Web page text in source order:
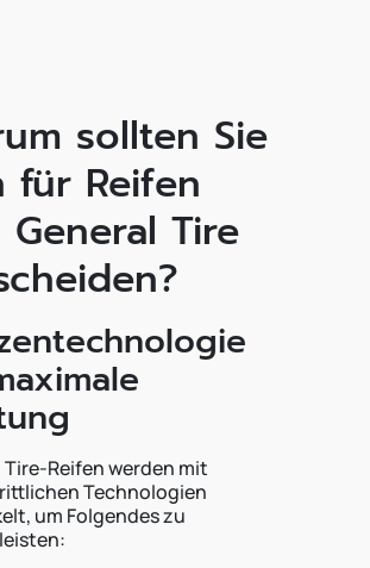
sollten Sie
für Reifen
Tire
Tire-Reifen werden mit
Technologien
um Folgendes zu